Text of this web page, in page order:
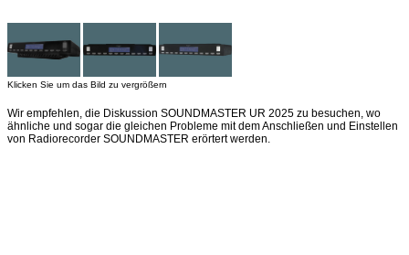
Klicken Sie um das Bild zu vergrößern
Wir empfehlen, die Diskussion SOUNDMASTER UR 2025 zu besuchen, wo
ähnliche und sogar die gleichen Probleme mit dem Anschließen und Einstellen
von Radiorecorder SOUNDMASTER erörtert werden.